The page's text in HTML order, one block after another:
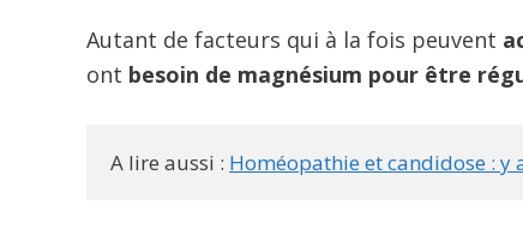
Autant de facteurs qui à la fois peuvent
ont besoin de magnésium pour être
A lire aussi : Homéopathie et candidose : y